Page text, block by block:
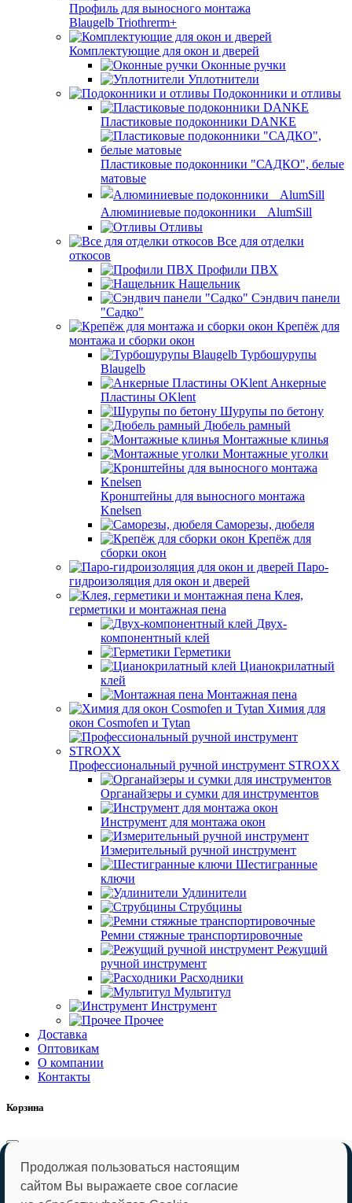
Профиль для выносного монтажа
Blaugelb Triothrerm+
Комплектующие для окон и дверей
Оконные ручки
Уплотнители
Подоконники и отливы
Пластиковые подоконники DANKE
Пластиковые подоконники "САДКО", белые
матовые
Алюминиевые подоконники AlumSill
Отливы
Все для отделки
откосов
Профили ПВХ
Нащельник
Сэндвич панели
"Садко"
Крепёж для
монтажа и сборки окон
Турбошурупы
Blaugelb
Анкерные
Пластины OKlent
Шурупы по бетону
Дюбель рамный
Монтажные клинья
Монтажные уголки
Кронштейны для выносного монтажа
Knelsen
Саморезы, дюбеля
Крепёж для
сборки окон
Паро-
гидроизоляция для окон и дверей
Клея,
герметики и монтажная пена
Двух-
компонентный клей
Герметики
Цианокрилатный
клей
Монтажная пена
Химия для
окон Cosmofen и Tytan
Профессиональный ручной инструмент STROXX
Органайзеры и сумки для инструментов
Инструмент для монтажа окон
Измерительный ручной инструмент
Шестигранные
ключи
Удлинители
Струбцины
Ремни стяжные транспортировочные
Режущий
ручной инструмент
Расходники
Мультитул
Инструмент
Прочее
Доставка
Оптовикам
О компании
Контакты
Корзина
В корзину Оформить
Оставьте заявку и мы Вам перезвоним
Продолжая пользоваться настоящим
сайтом Вы выражаете свое согласие